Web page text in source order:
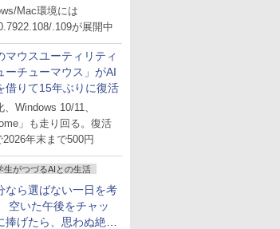
Mac環境には
.109が展開中
マウスユーティリティ
ーチューマウス」がAI
借りて15年ぶりに復活
、Windows 10/11、
」も走り回る。復活
2026年末まで500円
生がつづるAIとの生活
なら選ばない一日を考
空いた午後をチャッ
捧げたら、思わぬ絶景